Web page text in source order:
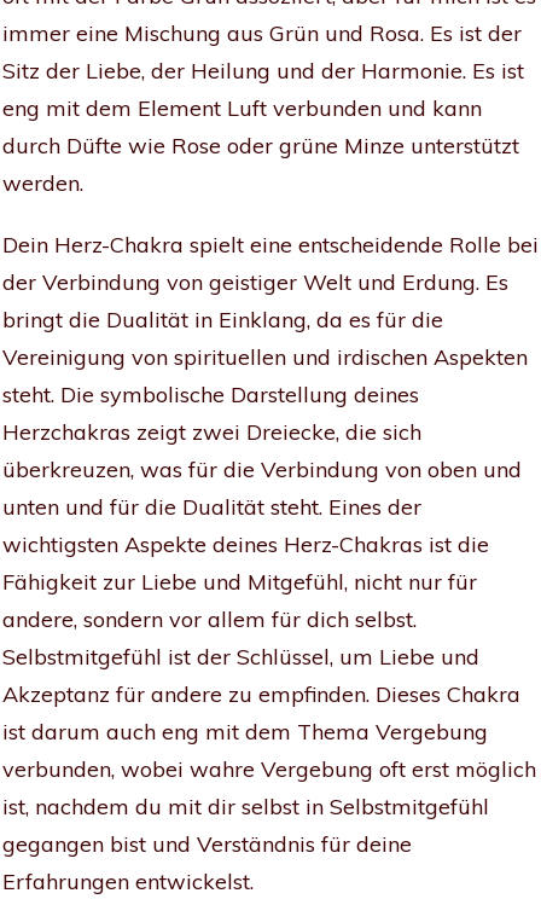
immer eine Mischung aus Grün und Rosa. Es ist der
Sitz der Liebe, der Heilung und der Harmonie. Es ist
eng mit dem Element Luft verbunden und kann
durch Düfte wie Rose oder grüne Minze unterstützt
werden.
Dein Herz-Chakra spielt eine entscheidende Rolle bei
der Verbindung von geistiger Welt und Erdung. Es
bringt die Dualität in Einklang, da es für die
Vereinigung von spirituellen und irdischen Aspekten
steht. Die symbolische Darstellung deines
Herzchakras zeigt zwei Dreiecke, die sich
überkreuzen, was für die Verbindung von oben und
unten und für die Dualität steht. Eines der
wichtigsten Aspekte deines Herz-Chakras ist die
Fähigkeit zur Liebe und Mitgefühl, nicht nur für
andere, sondern vor allem für dich selbst.
Selbstmitgefühl ist der Schlüssel, um Liebe und
Akzeptanz für andere zu empfinden. Dieses Chakra
ist darum auch eng mit dem Thema Vergebung
verbunden, wobei wahre Vergebung oft erst möglich
ist, nachdem du mit dir selbst in Selbstmitgefühl
gegangen bist und Verständnis für deine
Erfahrungen entwickelst.